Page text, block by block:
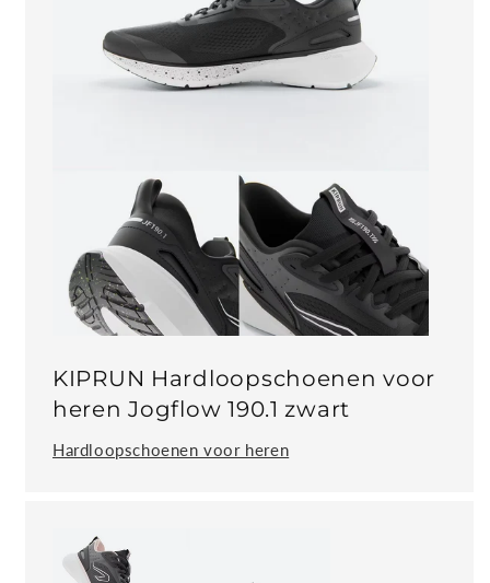
KIPRUN Hardloopschoenen voor
heren Jogflow 190.1 zwart
Hardloopschoenen voor heren